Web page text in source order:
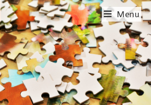
Menu
A BARRAND,
SYLVE